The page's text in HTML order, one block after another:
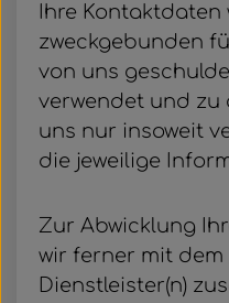
Ihre
zweckgebunden
von uns
verwendet und zu
uns nur insoweit
die jeweilige
Zur Abwicklung
wir ferner mit
Dienstleister(n)